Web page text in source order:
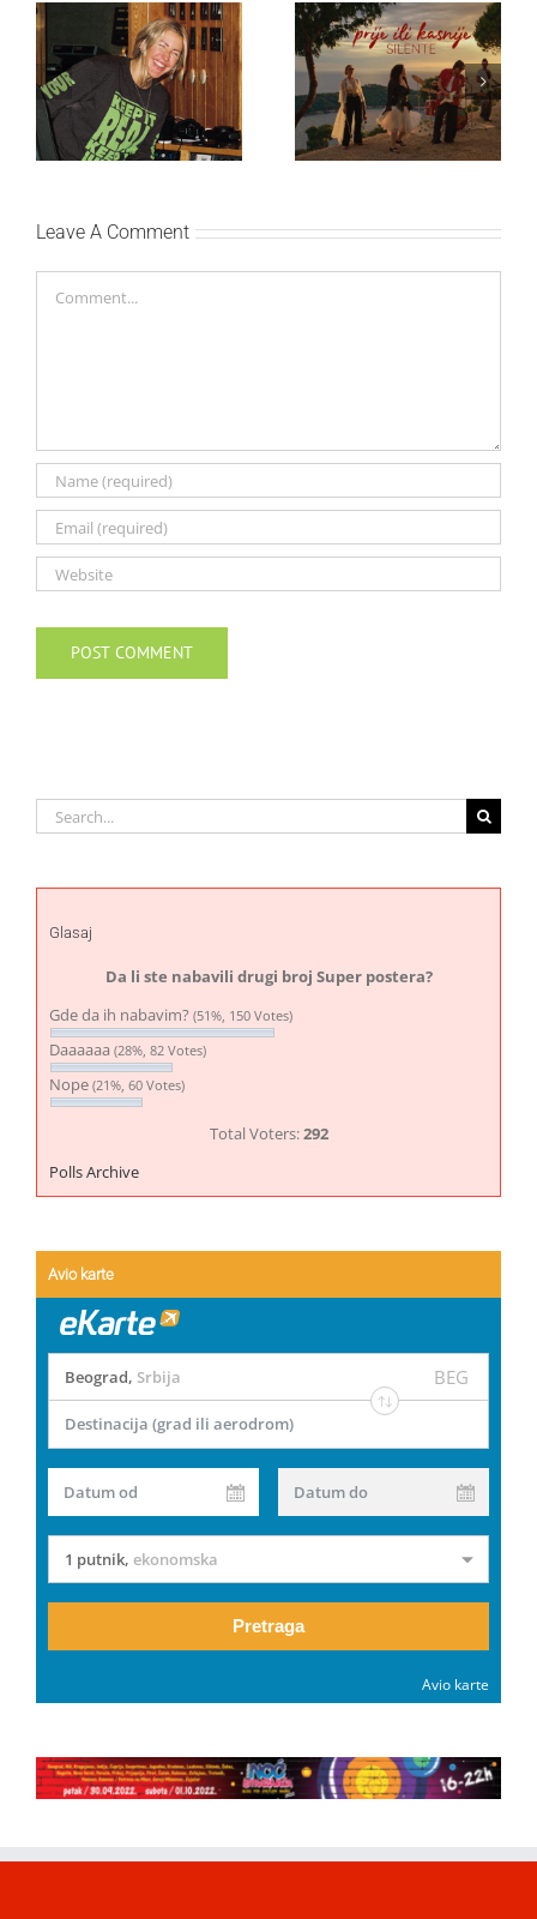
Ellie Goulding otkriva
nežniju stranu novim
singlom „4 Seasons“
Silente objavio novi
singl “Prije ili kasnije”
Leave A Comment
Search
for:
Glasaj
Da li ste nabavili drugi broj Super postera?
Gde da ih nabavim? (51%, 150 Votes)
Daaaaaa (28%, 82 Votes)
Nope (21%, 60 Votes)
Total Voters:292
Polls Archive
Avio karte
Beograd, Srbija BEG
Destinacija (grad ili aerodrom)
Datum od Datum do
1 putnik, ekonomska
Pretraga
Avio karte